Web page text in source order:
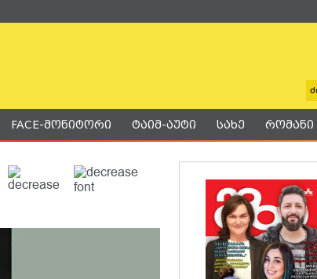
FACE-მონიტორი ტაიმ-აუტი სახე რომანი